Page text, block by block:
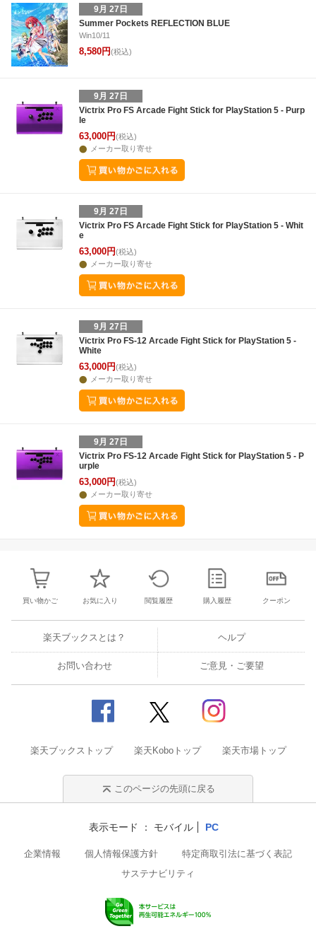
9月 27日
Summer Pockets REFLECTION BLUE
Win10/11
8,580円(税込)
9月 27日
Victrix Pro FS Arcade Fight Stick for PlayStation 5 - Purp
le
63,000円(税込)
メーカー取り寄せ
9月 27日
Victrix Pro FS Arcade Fight Stick for PlayStation 5 - Whit
e
63,000円(税込)
メーカー取り寄せ
9月 27日
Victrix Pro FS-12 Arcade Fight Stick for PlayStation 5 -
White
63,000円(税込)
メーカー取り寄せ
9月 27日
Victrix Pro FS-12 Arcade Fight Stick for PlayStation 5 - P
urple
63,000円(税込)
メーカー取り寄せ
買い物かご お気に入り 閲覧履歴 購入履歴 クーポン
楽天ブックスとは？ ヘルプ
お問い合わせ ご意見・ご要望
楽天ブックストップ 楽天Koboトップ 楽天市場トップ
このページの先頭に戻る
表示モード モバイル PC
企業情報 個人情報保護方針
特定商取引法に基づく表記
サステナビリティ